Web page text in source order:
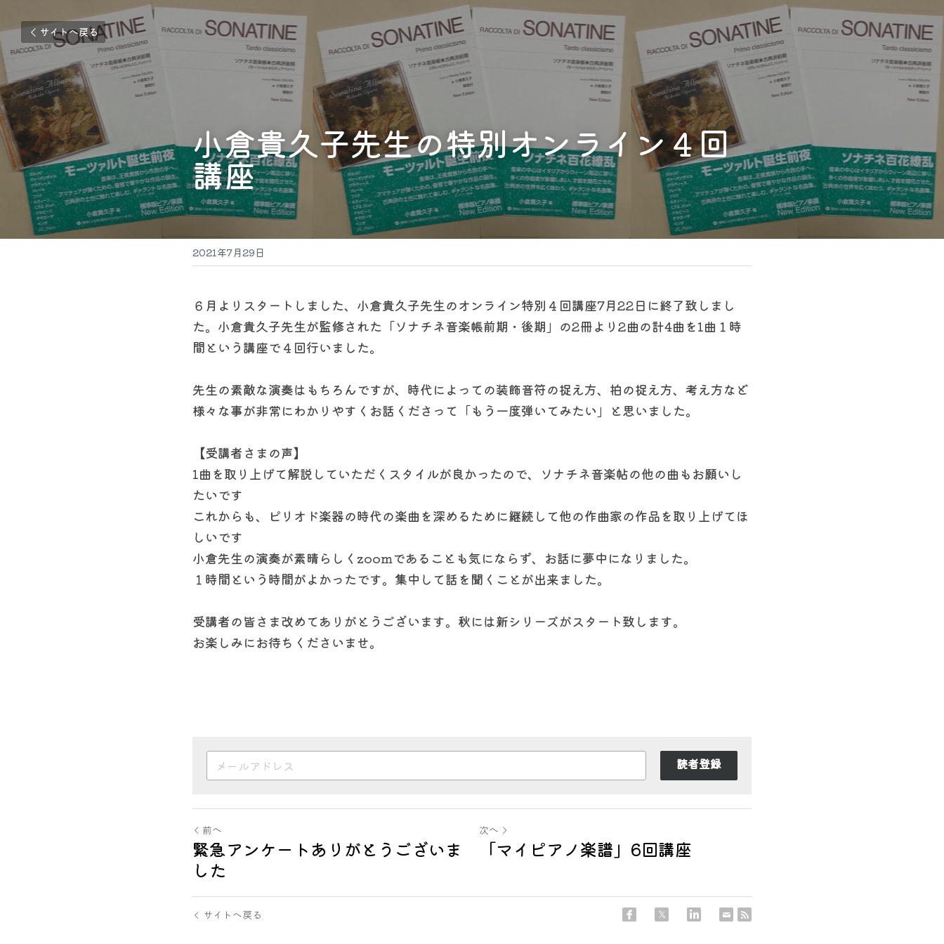
サイトへ戻る
小倉貴久子先生の特別オンライン４回
講座
2021年7月29日
６月よりスタートしました、小倉貴久子先生のオンライン特別４回講座7月22日に終了致しまし
た。小倉貴久子先生が監修された「ソナチネ音楽帳前期・後期」の2冊より2曲の計4曲を1曲１時
間という講座で４回行いました。
先生の素敵な演奏はもちろんですが、時代によっての装飾音符の捉え方、拍の捉え方、考え方など
様々な事が非常にわかりやすくお話くださって「もう一度弾いてみたい」と思いました。
【受講者さまの声】
1曲を取り上げて解説していただくスタイルが良かったので、ソナチネ音楽帖の他の曲もお願いし
たいです
これからも、ピリオド楽器の時代の楽曲を深めるために継続して他の作曲家の作品を取り上げてほ
しいです
小倉先生の演奏が素晴らしくzoomであることも気にならず、お話に夢中になりました。
１時間という時間がよかったです。集中して話を聞くことが出来ました。
受講者の皆さま改めてありがとうございます。秋には新シリーズがスタート致します。
お楽しみにお待ちくださいませ。
読者登録
前へ
緊急アンケートありがとうございま
した
次へ
「マイピアノ楽譜」6回講座
サイトへ戻る